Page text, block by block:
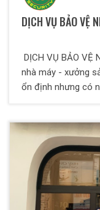
DỊCH VỤ BẢO VỆ
DỊCH VỤ BẢO VỆ
nhà máy - xưởng
ổn định nhưng có
nhân của nhà
phải có kiến thức
cầu của mục tiêu.